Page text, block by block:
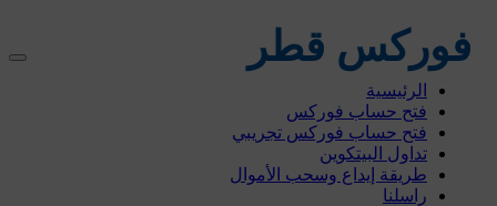
فوركس قطر
الرئيسية
فتح حساب فوركس
فتح حساب فوركس تجريبي
تداول البيتكوين
طريقة إيداع وسحب الأموال
راسلنا